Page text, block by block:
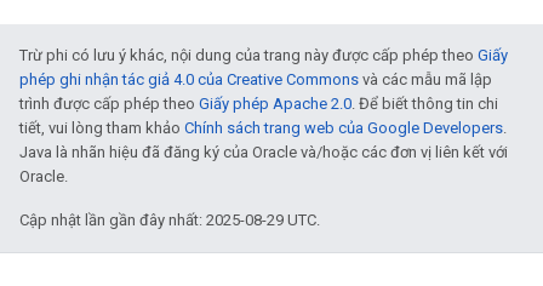
Trừ phi có lưu ý khác, nội dung của trang này được cấp phép theo Giấy
phép ghi nhận tác giả 4.0 của Creative Commons và các mẫu mã lập
trình được cấp phép theo Giấy phép Apache 2.0. Để biết thông tin chi
tiết, vui lòng tham khảo Chính sách trang web của Google Developers.
Java là nhãn hiệu đã đăng ký của Oracle và/hoặc các đơn vị liên kết với
Oracle.
Cập nhật lần gần đây nhất: 2025-08-29 UTC.